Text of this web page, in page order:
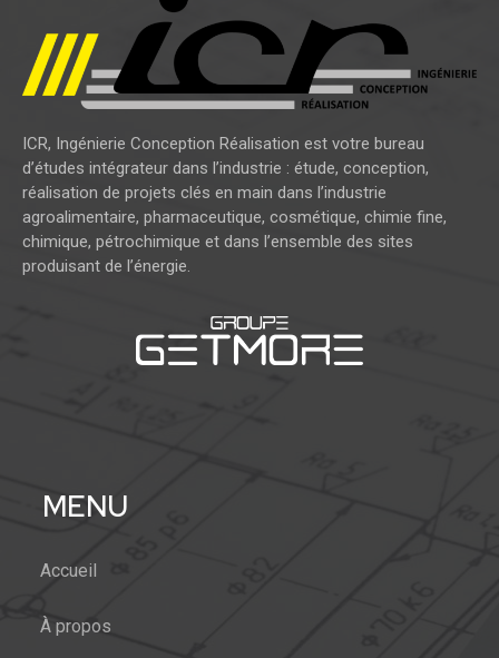
ICR, Ingénierie Conception Réalisation est votre bureau
d’études intégrateur dans l’industrie : étude, conception,
réalisation de projets clés en main dans l’industrie
agroalimentaire, pharmaceutique, cosmétique, chimie fine,
chimique, pétrochimique et dans l’ensemble des sites
produisant de l’énergie.
MENU
Accueil
À propos